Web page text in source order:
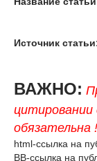
Источник
ВАЖНО:
обязательна !
html-ссылка на
BB-ссылка на